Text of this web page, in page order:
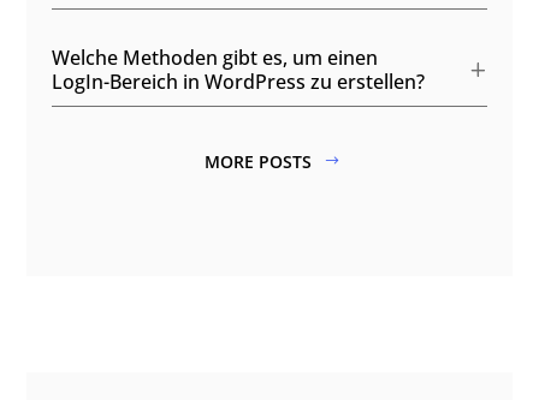
Welche Methoden gibt es, um einen
LogIn-Bereich in WordPress zu erstellen?
MORE POSTS